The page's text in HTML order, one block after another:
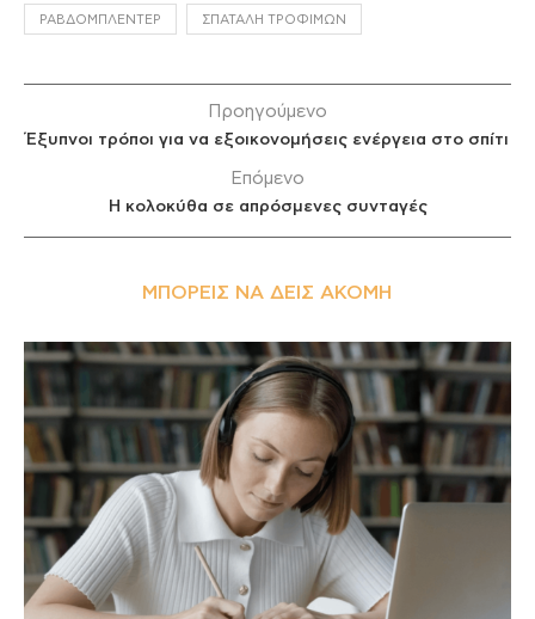
ΡΑΒΔΟΜΠΛΈΝΤΕΡ ΣΠΑΤΆΛΗ ΤΡΟΦΊΜΩΝ
Προηγούμενο
Έξυπνοι τρόποι για να εξοικονομήσεις ενέργεια στο σπίτι
Επόμενο
H κολοκύθα σε απρόσμενες συνταγές
ΜΠΟΡΕΊΣ ΝΑ ΔΕΙΣ ΑΚΌΜΗ